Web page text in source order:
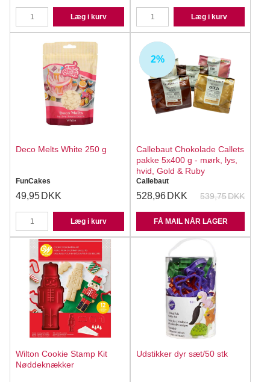
Læg i kurv Læg i kurv
Deco Melts White 250 g
FunCakes
49,95 DKK
Læg i kurv
UDSOLGT
2%
Callebaut Chokolade Callets
pakke 5x400 g - mørk, lys,
hvid, Gold & Ruby
Callebaut
539,75DKK
528,96 DKK
FÅ MAIL NÅR LAGER
Wilton Cookie Stamp Kit
Nøddeknækker
Udstikker dyr sæt/50 stk